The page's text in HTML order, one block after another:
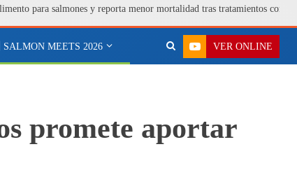
para salmones y reporta menor mortalidad tras tratamientos
SALMON MEETS 2026 VER ONLINE
promete aportar